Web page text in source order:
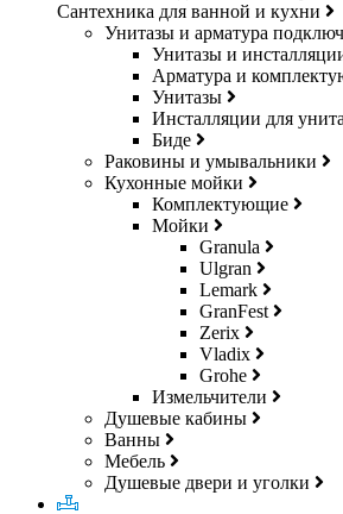
Сантехника для ванной и кухни
Унитазы и арматура
Унитазы и
Арматура и
Унитазы
Инсталляции для
Биде
Раковины и умывальники
Кухонные мойки
Комплектующие
Мойки
Granula
Ulgran
Lemark
GranFest
Zerix
Vladix
Grohe
Измельчители
Душевые кабины
Ванны
Мебель
Душевые двери и уголки